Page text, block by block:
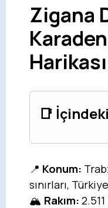
Zigana
Harikası
📑
📍 Konum:
sınırları, Türkiye
🏔️ Rakım: